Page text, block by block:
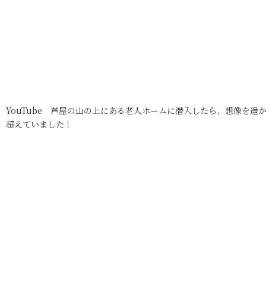
YouTube 芦屋の山の上にある老人ホームに潜入したら、想像を遥
超えていました！